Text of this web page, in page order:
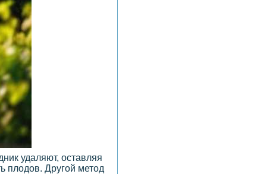
удаляют, оставляя
плодов. Другой метод